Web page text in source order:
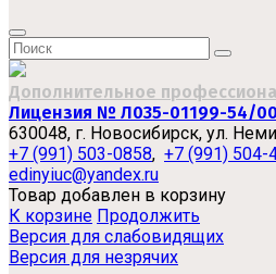
Дополнительное
Лицензия № Л035-01199-54/
630048, г. Новосибирск, ул.
+7 (991) 503-0858, +7 (991) 504-
edinyiuc@yandex.ru
Товар добавлен в корзину
К корзине Продолжить
Версия для слабовидящих
Версия для незрячих